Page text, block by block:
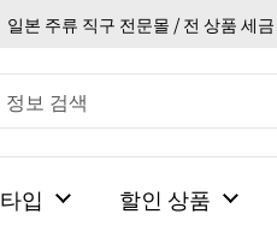
일본 주류 직구 전문몰 / 전 상품 세
타입 할인 상품